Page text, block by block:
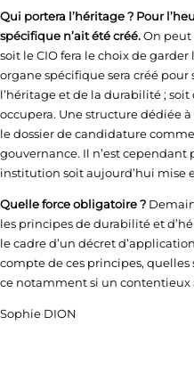
Qui portera l’héritage ? Pour
spécifique n’ait été créé.On peut
soit le CIO fera le choix de
organe spécifique sera créé pour
l’héritage et de la durabilité ; soit
occupera. Une structure dédiée
le dossier de candidature
gouvernance. Il n’est
institution soit aujourd’hui mise
Quelle force obligatoire ?
les principes de durabilité et
le cadre d’un décret
compte de ces principes, quelles
ce notamment si un contentieux
Sophie DION